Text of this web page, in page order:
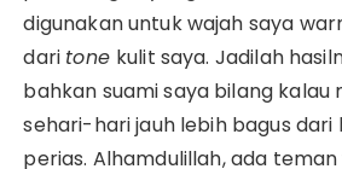
digunakan untuk wajah saya
dari tone kulit saya. Jadilah
bahkan suami saya bilang kalau
sehari-hari jauh lebih bagus dari
perias. Alhamdulillah, ada